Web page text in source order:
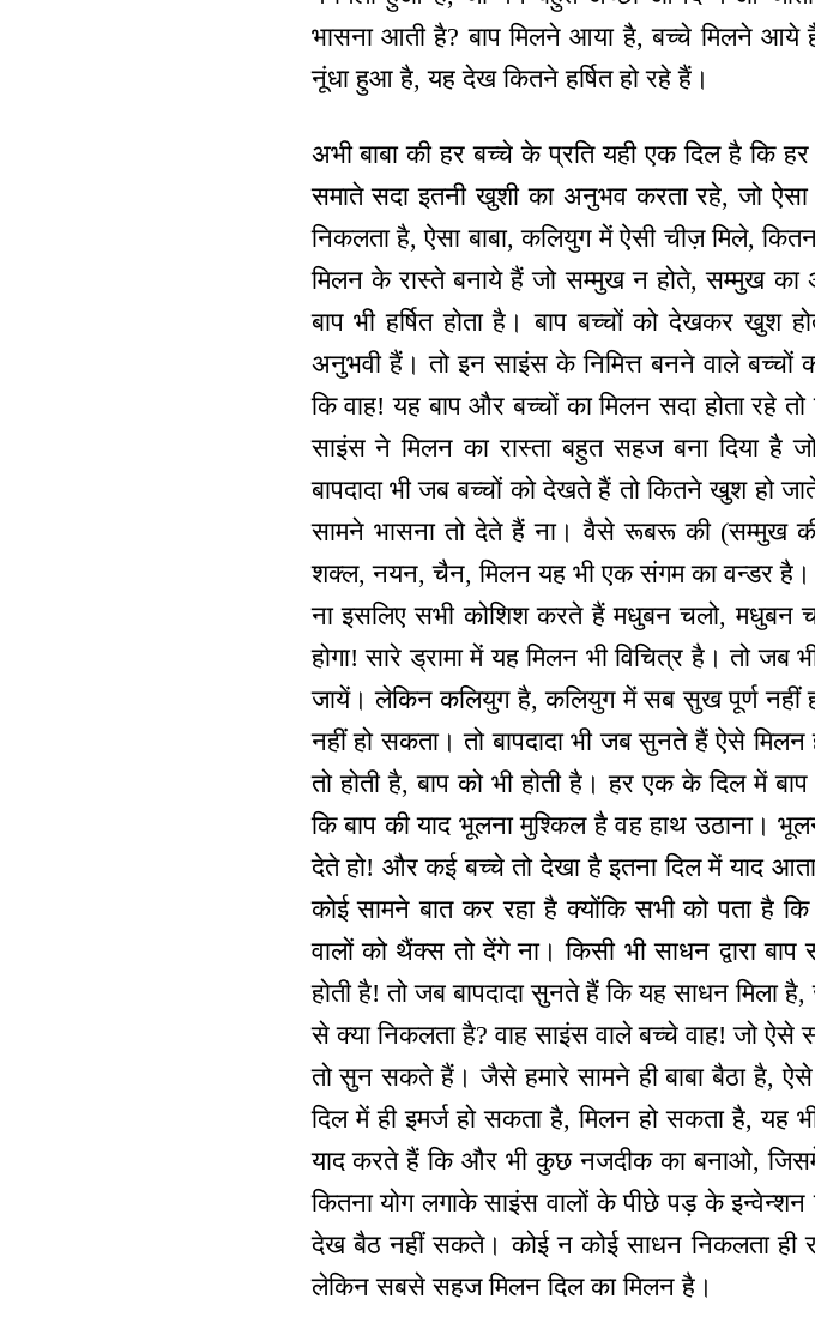
भासना आती है? बाप मिलने आया है, बच्चे मिलने आये
नूंधा हुआ है, यह देख कितने हर्षित हो रहे हैं।
अभी बाबा की हर बच्चे के प्रति यही एक दिल है कि
समाते सदा इतनी खुशी का अनुभव करता रहे, जो
निकलता है, ऐसा बाबा, कलियुग में ऐसी चीज़ मिले,
मिलन के रास्ते बनाये हैं जो सम्मुख न होते, सम्मुख
बाप भी हर्षित होता है। बाप बच्चों को देखकर
अनुभवी हैं। तो इन साइंस के निमित्त बनने वाले बच्चों
कि वाह! यह बाप और बच्चों का मिलन सदा होता रहे
साइंस ने मिलन का रास्ता बहुत सहज बना दिया है
बापदादा भी जब बच्चों को देखते हैं तो कितने खुश हो
सामने भासना तो देते हैं ना। वैसे रूबरू की (सम्मुख
शक्ल, नयन, चैन, मिलन यह भी एक संगम का वन्डर
ना इसलिए सभी कोशिश करते हैं मधुबन चलो, मधुबन
होगा! सारे ड्रामा में यह मिलन भी विचित्र है। तो जब
जायें। लेकिन कलियुग है, कलियुग में सब सुख पूर्ण नहीं
नहीं हो सकता। तो बापदादा भी जब सुनते हैं ऐसे
तो होती है, बाप को भी होती है। हर एक के दिल में
कि बाप की याद भूलना मुश्किल है वह हाथ उठाना।
देते हो! और कई बच्चे तो देखा है इतना दिल में याद
कोई सामने बात कर रहा है क्योंकि सभी को पता है
वालों को थैंक्स तो देंगे ना। किसी भी साधन द्वारा
होती है! तो जब बापदादा सुनते हैं कि यह साधन
से क्या निकलता है? वाह साइंस वाले बच्चे वाह! जो
तो सुन सकते हैं। जैसे हमारे सामने ही बाबा बैठा है,
दिल में ही इमर्ज हो सकता है, मिलन हो सकता है, यह
याद करते हैं कि और भी कुछ नजदीक का बनाओ,
कितना योग लगाके साइंस वालों के पीछे पड़ के इन्वेन्शन
देख बैठ नहीं सकते। कोई न कोई साधन निकलता
लेकिन सबसे सहज मिलन दिल का मिलन है।